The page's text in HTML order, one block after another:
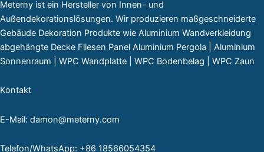
Meterny ist ein Hersteller von Innen- und
Außendekorationslösungen. Wir produzieren maßgeschneiderte
Gebäude Dekoration Produkte wie Aluminium Wandverkleidung
abgehängte Decke Fliesen Panel Aluminium Pergola | Aluminium
Sonnenraum | WPC Wandplatte | WPC Bodenbelag | WPC Zaun
Kontakt
E-Mail: damon@meterny.com
Telefon/WhatsApp: +86 18566054354